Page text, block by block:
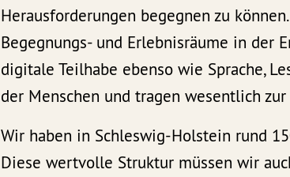
Herausforderungen begegnen zu
Begegnungs- und Erlebnisräume in der
digitale Teilhabe ebenso wie Sprache,
der Menschen und tragen wesentlich
Wir haben in Schleswig-Holstein rund
Diese wertvolle Struktur müssen wir